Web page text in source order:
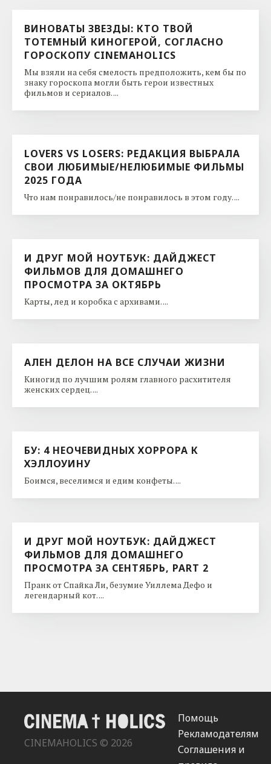
ВИНОВАТЫ ЗВЕЗДЫ: КТО ТВОЙ
ТОТЕМНЫЙ КИНОГЕРОЙ, СОГЛАСНО
ГОРОСКОПУ CINEMAHOLICS
Мы взяли на себя смелость предположить, кем бы по
знаку гороскопа могли быть герои известных
фильмов и сериалов. ...
LOVERS VS LOSERS: РЕДАКЦИЯ ВЫБРАЛА
СВОИ ЛЮБИМЫЕ/НЕЛЮБИМЫЕ ФИЛЬМЫ
2025 ГОДА
Что нам понравилось/не понравилось в этом году. ...
И ДРУГ МОЙ НОУТБУК: ДАЙДЖЕСТ
ФИЛЬМОВ ДЛЯ ДОМАШНЕГО
ПРОСМОТРА ЗА ОКТЯБРЬ
Карты, лед и коробка с архивами. ...
АЛЕН ДЕЛОН НА ВСЕ СЛУЧАИ ЖИЗНИ
Киногид по лучшим ролям главного расхитителя
женских сердец. ...
БУ: 4 НЕОЧЕВИДНЫХ ХОРРОРА К
ХЭЛЛОУИНУ
Боимся, веселимся и едим конфеты. ...
И ДРУГ МОЙ НОУТБУК: ДАЙДЖЕСТ
ФИЛЬМОВ ДЛЯ ДОМАШНЕГО
ПРОСМОТРА ЗА СЕНТЯБРЬ, PART 2
Пранк от Спайка Ли, безумие Уиллема Дефо и
легендарный кот. ...
CINEMAHOLICS © 2026
Помощь
Рекламодателям
Соглашения и